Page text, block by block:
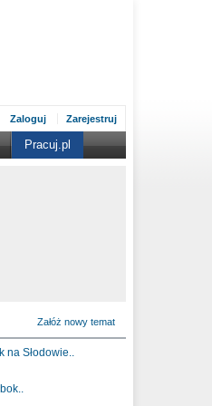
Zaloguj Zarejestruj
Pracuj.pl
Załóż nowy temat
na Słodowie..